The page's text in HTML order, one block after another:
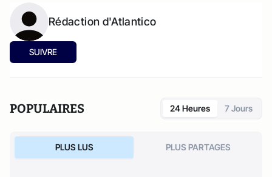
Rédaction d'Atlantico
SUIVRE
POPULAIRES 24 Heures 7 Jours
PLUS LUS PLUS PARTAGES